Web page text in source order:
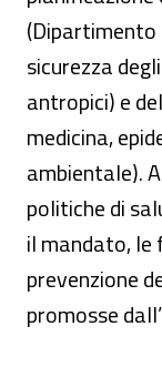
(Dipartimento
sicurezza
antropici) e
medicina,
ambientale).
politiche di
il mandato, le
prevenzione
promosse